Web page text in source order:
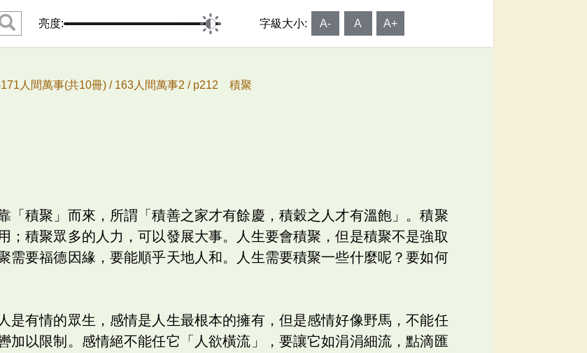
亮度: 字級大小: A- A A+
人間萬事(共10冊) / 163人間萬事2 / p212 積聚
「積聚」而來，所謂「積善之家才有餘慶，積穀之人才有溫飽」。積聚
；積聚眾多的人力，可以發展大事。人生要會積聚，但是積聚不是強取
需要福德因緣，要能順乎天地人和。人生需要積聚一些什麼呢？要如何
是有情的眾生，感情是人生最根本的擁有，但是感情好像野馬，不能任
加以限制。感情絕不能任它「人欲橫流」，要讓它如涓涓細流，點滴匯